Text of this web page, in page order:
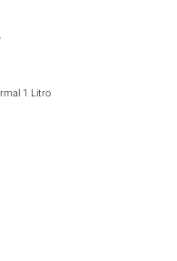
1 Litro